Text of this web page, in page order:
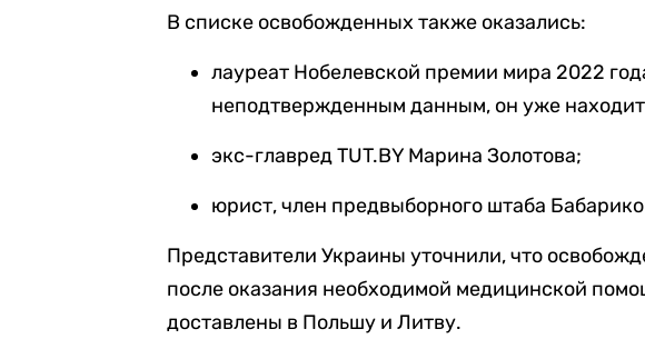
В списке освобожденных также оказались:
лауреат Нобелевской премии мира 2022
неподтвержденным данным, он уже
экс-главред TUT.BY Марина Золотова;
юрист, член предвыборного штаба
Представители Украины уточнили, что
после оказания необходимой медицинской
доставлены в Польшу и Литву.